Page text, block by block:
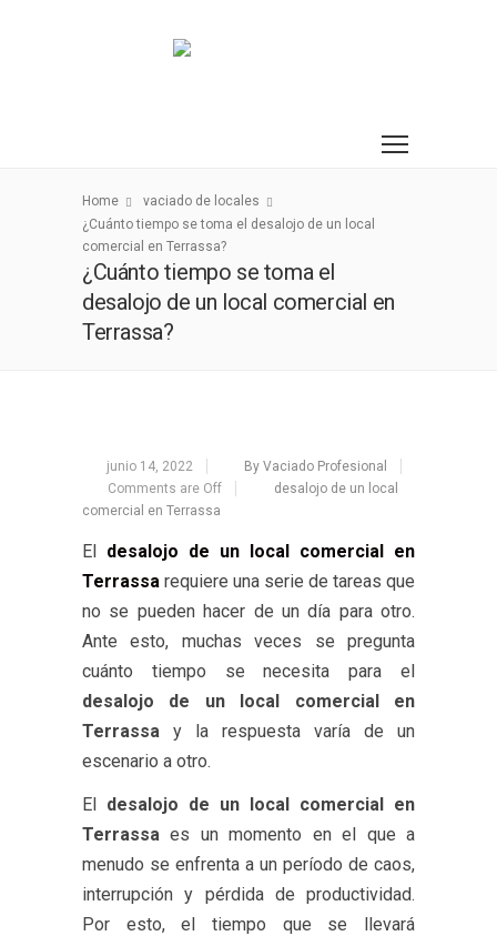
Home
vaciado de locales
¿Cuánto tiempo se toma el desalojo de un local
comercial en Terrassa?
¿Cuánto tiempo se toma el
desalojo de un local comercial en
Terrassa?
junio 14, 2022
By Vaciado Profesional
Comments are Off
desalojo de un local
comercial en Terrassa
El desalojo de un local comercial en
Terrassa requiere una serie de tareas que
no se pueden hacer de un día para otro.
Ante esto, muchas veces se pregunta
cuánto tiempo se necesita para el
desalojo de un local comercial en
Terrassa y la respuesta varía de un
escenario a otro.
El desalojo de un local comercial en
Terrassaes un momento en el que a
menudo se enfrenta a un período de caos,
interrupción y pérdida de productividad.
Por esto, el tiempo que se llevará